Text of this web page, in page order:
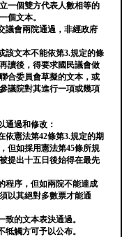
一個雙方代表人數相等的
個文本。
議會兩院通過，非經政府
該文本不能依第3.規定的條
讀後，得要求國民議會做
合委員會草擬的文本，或
議院對其進行一項或幾項
通過和修改：
依憲法第42條第3.規定的期
但如採用憲法第45條所規
提出十五日後始得在最先
程序，但如兩院不能達成
以其絕對多數票才能通
的文本表決通過。
觸方可予以公布。